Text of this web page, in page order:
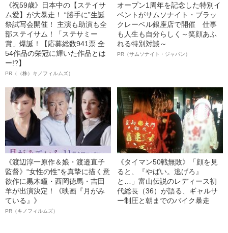
《祝59歳》日本中の【ステイサ
ム愛】が大暴走！ “勝手に”生誕
祭試写会開催！ 主演も助演も全
部ステイサム！「ステサミー
賞」爆誕！【応募総数941票 全
54作品の栄冠に輝いた作品とは
ー!?】
PR（（株）キノフィルムズ）
オープン1周年を記念した特別イ
ベントがサムソナイト・ブラッ
クレーベル銀座店で開催 仕事
も人生も自分らしく～笑顔あふ
れる特別対談～
PR（サムソナイト・ジャパン）
《渡辺淳一原作＆娘・渡邉直子
監督》“女性の性”を真摯に描く意
欲作に黒木瞳・西岡德馬・吉田
羊が出演決定！《映画『月がみ
ている』》
PR（キノフィルムズ）
《タイマン50戦無敗》「顔を見
ると、『やばい。逃げろ』
と…」富山伝説のレディース初
代総長（36）が語る、ギャルサ
ー制圧と朝までのバイク暴走